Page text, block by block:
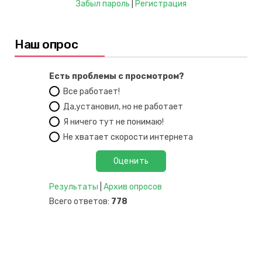
Забыл пароль Регистрация
Наш опрос
Есть проблемы с просмотром?
Все работает!
Да,установил, но не работает
Я ничего тут не понимаю!
Не хватает скорости интернета
Результаты Архив опросов
Всего ответов: 778